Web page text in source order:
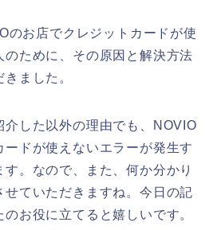
のお店でクレジットカードが使
のために、その原因と解決方法
ました。
介した以外の理由でも、NOVIO
ドが使えないエラーが発生す
。なので、また、何か分かり
せていただきますね。今日の記
お役に立てると嬉しいです。